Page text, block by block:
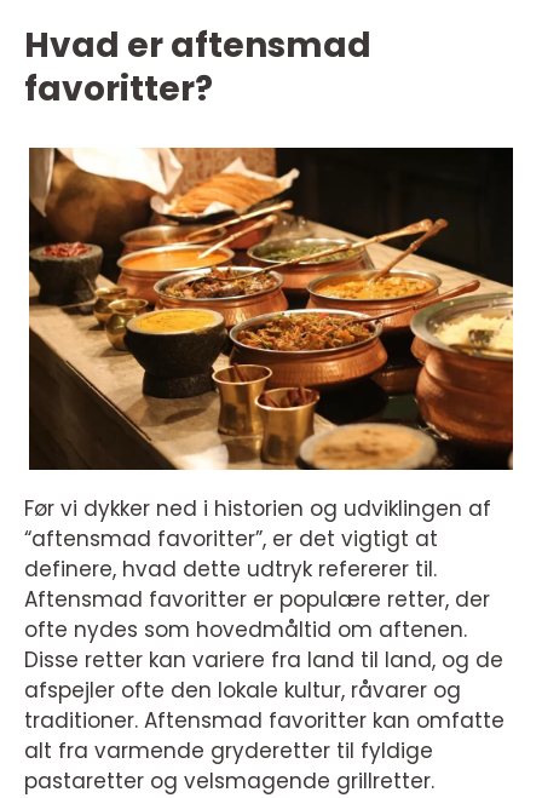
Hvad er aftensmad
favoritter?
Før vi dykker ned i historien og udviklingen af
“aftensmad favoritter”, er det vigtigt at
definere, hvad dette udtryk refererer til.
Aftensmad favoritter er populære retter, der
ofte nydes som hovedmåltid om aftenen.
Disse retter kan variere fra land til land, og de
afspejler ofte den lokale kultur, råvarer og
traditioner. Aftensmad favoritter kan omfatte
alt fra varmende gryderetter til fyldige
pastaretter og velsmagende grillretter.